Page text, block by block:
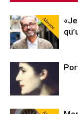
Abonné